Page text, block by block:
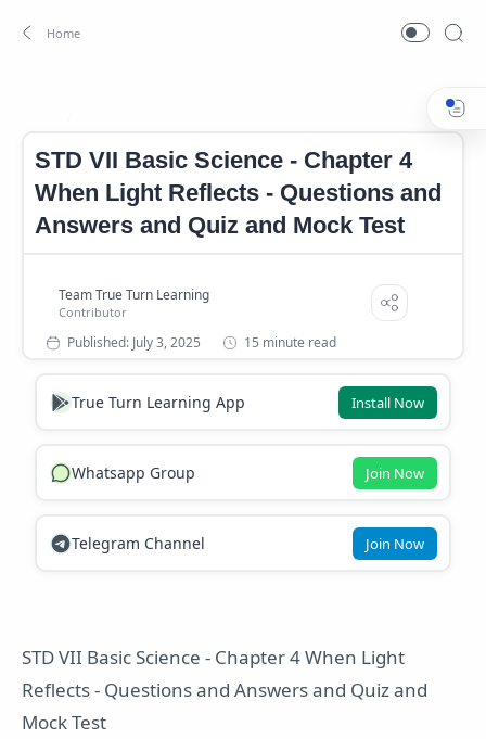
STD VII Basic Science - Chapter 4
When Light Reflects - Questions and
Answers and Quiz and Mock Test
15 minute read
True Turn Learning App Install Now
Whatsapp Group Join Now
Telegram Channel Join Now
STD VII Basic Science - Chapter 4 When Light
Reflects - Questions and Answers and Quiz and
Mock Test